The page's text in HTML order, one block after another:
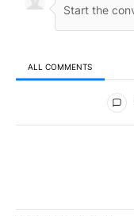
ALL COMMENTS
All Comments